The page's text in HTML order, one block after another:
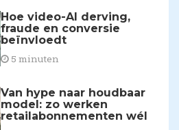
Hoe video-AI derving,
fraude en conversie
beïnvloedt
5 minuten
Van hype naar houdbaar
model: zo werken
retailabonnementen wél